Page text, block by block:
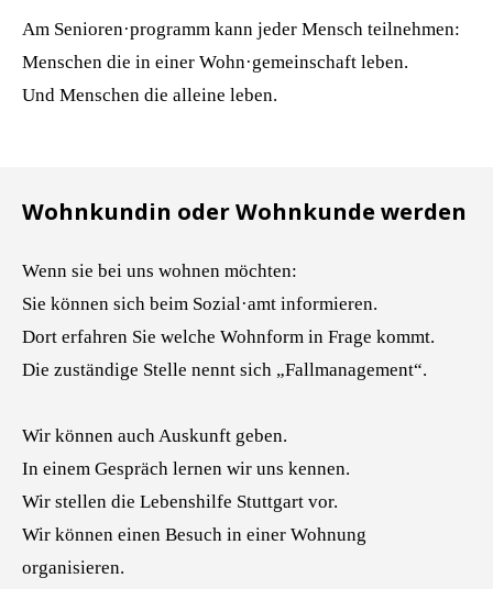
Am Senioren·programm kann jeder Mensch teilnehmen:
Menschen die in einer Wohn·gemeinschaft leben.
Und Menschen die alleine leben.
Wohnkundin oder Wohnkunde werden
Wenn sie bei uns wohnen möchten:
Sie können sich beim Sozial·amt informieren.
Dort erfahren Sie welche Wohnform in Frage kommt.
Die zuständige Stelle nennt sich „Fallmanagement“.
Wir können auch Auskunft geben.
In einem Gespräch lernen wir uns kennen.
Wir stellen die Lebenshilfe Stuttgart vor.
Wir können einen Besuch in einer Wohnung
organisieren.